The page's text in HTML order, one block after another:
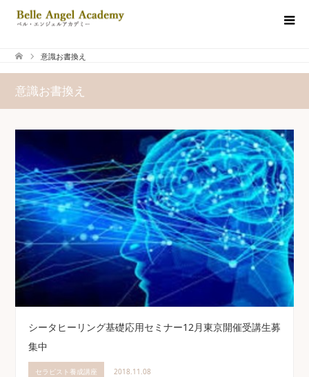
意識お書換え
意識お書換え
シータヒーリング基礎応用セミナー12月東京開催受講生募
集中
セラピスト養成講座 2018.11.08